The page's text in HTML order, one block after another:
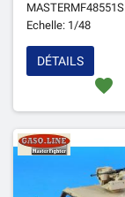
MASTERMF48551S
Echelle: 1/48
favorite
DÉTAILS